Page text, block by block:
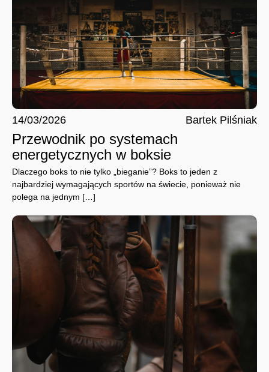
14/03/2026 Bartek Pilśniak
Przewodnik po systemach
energetycznych w boksie
Dlaczego boks to nie tylko „bieganie”? Boks to jeden z
najbardziej wymagających sportów na świecie, ponieważ nie
polega na jednym […]